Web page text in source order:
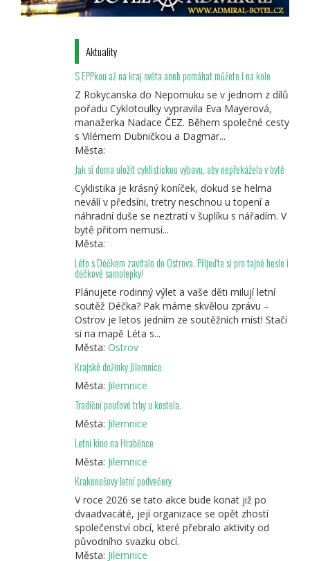
Aktuality
S EPPkou až na kraj světa aneb pomáhat můžete i na kole
Z Rokycanska do Nepomuku se v jednom z dílů
pořadu Cyklotoulky vypravila Eva Mayerová,
manažerka Nadace ČEZ. Během společné cesty
s Vilémem Dubničkou a Dagmar...
Města:
Jak si doma uložit cyklistickou výbavu, aby nepřekážela v bytě
Cyklistika je krásný koníček, dokud se helma
neválí v předsíni, tretry neschnou u topení a
náhradní duše se neztratí v šuplíku s nářadím. V
bytě přitom nemusí...
Města:
Léto s Déčkem zavítalo do Ostrova. Přijeďte si pro tajné heslo i
déčkové samolepky!
Plánujete rodinný výlet a vaše děti milují letní
soutěž Déčka? Pak máme skvělou zprávu –
Ostrov je letos jedním ze soutěžních míst! Stačí
si na mapě Léta s...
Města: Ostrov
Krajské dožínky Jilemnice
Města: Jilemnice
Tradiční pouťové trhy u kostela.
Města: Jilemnice
Letní kino na Hraběnce
Města: Jilemnice
Krakonošovy letní podvečery
V roce 2026 se tato akce bude konat již po
dvaadvacáté, její organizace se opět zhostí
společenství obcí, které přebralo aktivity od
původního svazku obcí.
Města: Jilemnice